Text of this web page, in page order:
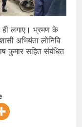
ही लगाए। भ्रमण के
अभियंता लोनिवि
कुमार सहित संबंधित